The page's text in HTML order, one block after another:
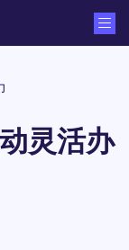
灵活办